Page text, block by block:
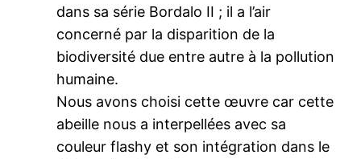
dans sa série Bordalo II ; il a l’air
concerné par la disparition de la
biodiversité due entre autre à la pollution
humaine.
Nous avons choisi cette œuvre car cette
abeille nous a interpellées avec sa
couleur flashy et son intégration dans le